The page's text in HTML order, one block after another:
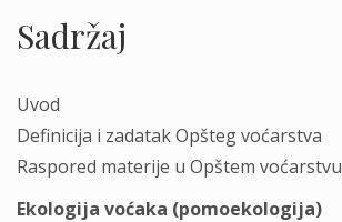
Sadržaj
Uvod
Definicija i zadatak Opšteg voćarstva
Raspored materije u Opštem voćarstvu
Ekologija voćaka (pomoekologija)